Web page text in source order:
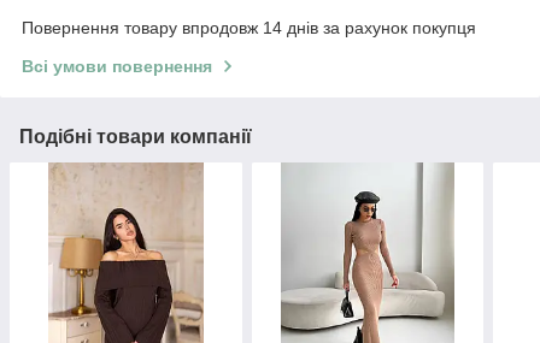
Повернення товару впродовж 14 днів за рахунок покупця
Всі умови повернення
Подібні товари компанії